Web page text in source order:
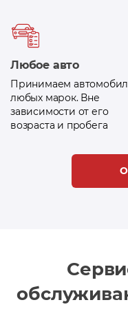
Любое авто
Принимаем
любых марок. Вне
зависимости от его
возраста и пробега